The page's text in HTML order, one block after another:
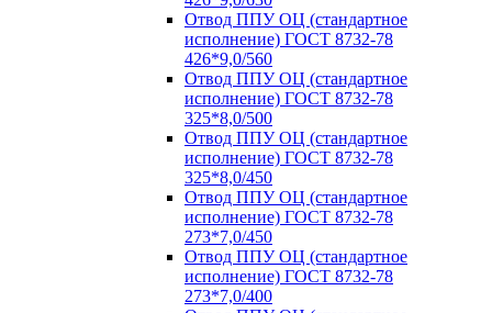
Отвод ППУ ОЦ (стандартное
исполнение) ГОСТ 8732-78
426*9,0/560
Отвод ППУ ОЦ (стандартное
исполнение) ГОСТ 8732-78
325*8,0/500
Отвод ППУ ОЦ (стандартное
исполнение) ГОСТ 8732-78
325*8,0/450
Отвод ППУ ОЦ (стандартное
исполнение) ГОСТ 8732-78
273*7,0/450
Отвод ППУ ОЦ (стандартное
исполнение) ГОСТ 8732-78
273*7,0/400